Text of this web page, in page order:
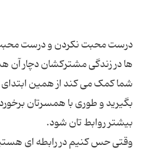
درست محبت نکردن و درست
ها در زندگی مشترکشان دچار آن
شما کمک می کند از همین ابتدای
بگیرید و طوری با همسرتان
وقتی حس کنیم در رابطه ای